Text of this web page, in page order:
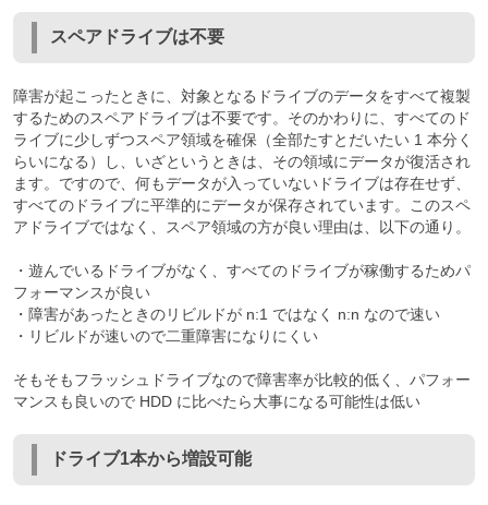
スペアドライブは不要
障害が起こったときに、対象となるドライブのデータをすべて複製
するためのスペアドライブは不要です。そのかわりに、すべてのド
ライブに少しずつスペア領域を確保（全部たすとだいたい 1 本分く
らいになる）し、いざというときは、その領域にデータが復活され
ます。ですので、何もデータが入っていないドライブは存在せず、
すべてのドライブに平準的にデータが保存されています。このスペ
アドライブではなく、スペア領域の方が良い理由は、以下の通り。
・遊んでいるドライブがなく、すべてのドライブが稼働するためパ
フォーマンスが良い
・障害があったときのリビルドが n:1 ではなく n:n なので速い
・リビルドが速いので二重障害になりにくい
そもそもフラッシュドライブなので障害率が比較的低く、パフォー
マンスも良いので HDD に比べたら大事になる可能性は低い
ドライブ1本から増設可能